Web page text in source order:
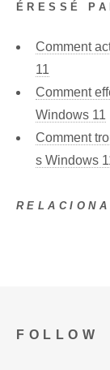
ÉRESSÉ
Comment
11
Comment
Windows 11
Comment
s Windows
FOLLOW